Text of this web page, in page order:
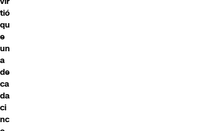
tió
qu
e
un
a
de
ca
da
ci
nc